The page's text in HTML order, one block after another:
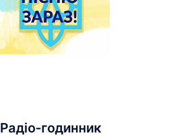
Радіо-годинник